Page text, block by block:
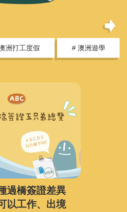
洲打工度假 # 澳洲遊學
過橋簽證差異
以工作、出境